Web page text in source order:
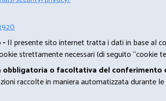
-Il presente sito internet tratta i dati in base al
strettamente necessari (di seguito “cookie
o facoltativa del
raccolte in maniera automatizzata durante